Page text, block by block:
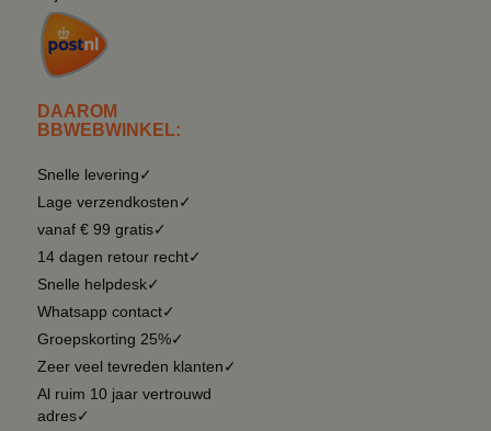
DAAROM
BBWEBWINKEL:
Snelle levering✓
Lage verzendkosten✓
vanaf € 99 gratis✓
14 dagen retour recht✓
Snelle helpdesk✓
Whatsapp contact✓
Groepskorting 25%✓
Zeer veel tevreden klanten✓
Al ruim 10 jaar vertrouwd
adres✓